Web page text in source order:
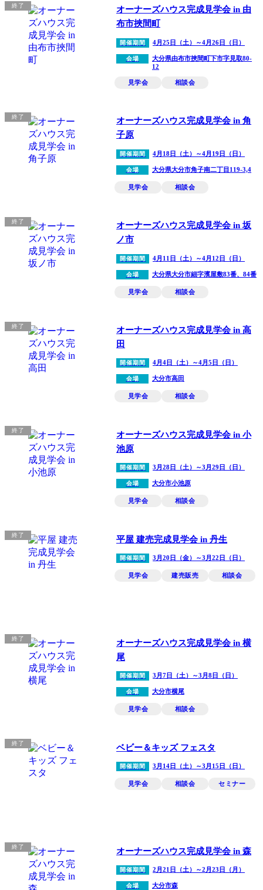
終了
オーナーズハウス完成見学会 in 由
布市挾間町
開催期間 4月25日（土）～4月26日（日）
会場
大分県由布市挾間町下市字見取80-
12
見学会 相談会
終了
オーナーズハウス完成見学会 in 角
子原
開催期間 4月18日（土）～4月19日（日）
会場 大分県大分市角子南二丁目119-3,4
見学会 相談会
終了
オーナーズハウス完成見学会 in 坂
ノ市
開催期間 4月11日（土）～4月12日（日）
会場 大分県大分市細字濱屋敷83番、84番
見学会 相談会
終了
オーナーズハウス完成見学会 in 高
田
開催期間 4月4日（土）～4月5日（日）
会場 大分市高田
見学会 相談会
終了
オーナーズハウス完成見学会 in 小
池原
開催期間 3月28日（土）～3月29日（日）
会場 大分市小池原
見学会 相談会
終了 平屋 建売完成見学会 in 丹生
開催期間 3月20日（金）～3月22日（日）
見学会 建売販売 相談会
終了
オーナーズハウス完成見学会 in 横
尾
開催期間 3月7日（土）～3月8日（日）
会場 大分市横尾
見学会 相談会
終了 ベビー＆キッズ フェスタ
開催期間 3月14日（土）～3月15日（日）
見学会 相談会 セミナー
終了 オーナーズハウス完成見学会 in 森
開催期間 2月21日（土）～2月23日（月）
会場 大分市森